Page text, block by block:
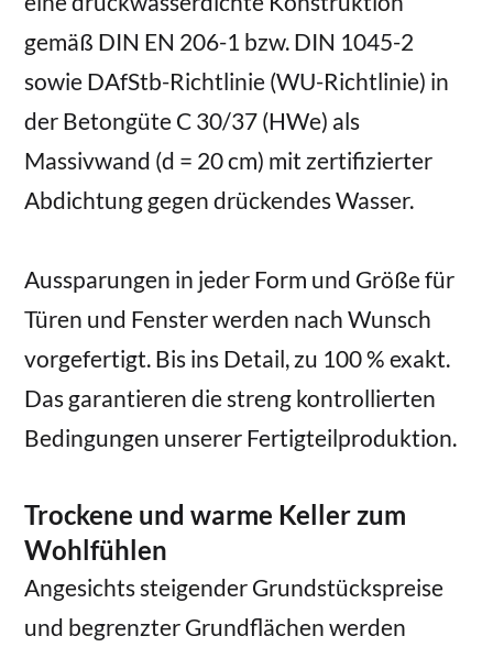
gemäß DIN EN 206-1 bzw. DIN 1045-2
sowie DAfStb-Richtlinie (WU-Richtlinie) in
der Betongüte C 30/37 (HWe) als
Massivwand (d = 20 cm) mit zertifizierter
Abdichtung gegen drückendes Wasser.
Aussparungen in jeder Form und Größe für
Türen und Fenster werden nach Wunsch
vorgefertigt. Bis ins Detail, zu 100 % exakt.
Das garantieren die streng kontrollierten
Bedingungen unserer Fertigteilproduktion.
Trockene und warme Keller zum
Wohlfühlen
Angesichts steigender Grundstückspreise
und begrenzter Grundflächen werden